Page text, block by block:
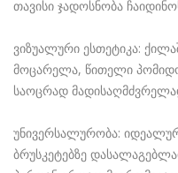
თავისი ჯადოსნობა
ვიზუალური ესთეტიკა:
მოცარელა, წითელი
საოცრად
უნივერსალურობა:
ბრუსკეტებზე